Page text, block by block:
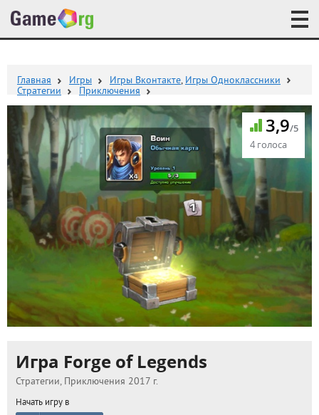
Главная Игры Игры Вконтакте, Игры Одноклассники
Стратегии
Приключения
3,9/5
4 голоса
Игра Forge of Legends
Стратегии, Приключения 2017 г.
Начать игру в